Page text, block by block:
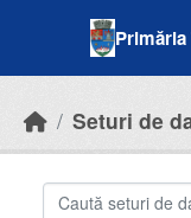
Seturi de